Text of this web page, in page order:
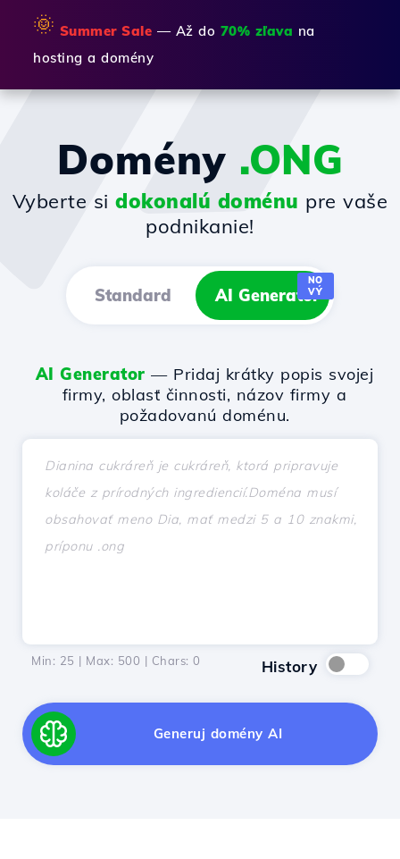
🌞 Summer Sale — Až do 70% zľava na
hosting a domény
Domény .ONG
Vyberte sidokonalú doménu pre vaše
podnikanie!
Standard AI Generator
NO
VÝ
AI Generator — Pridaj krátky popis svojej
firmy, oblasť činnosti, názov firmy a
požadovanú doménu.
Min: 25 | Max: 500 | Chars: 0 History
Generuj domény AI